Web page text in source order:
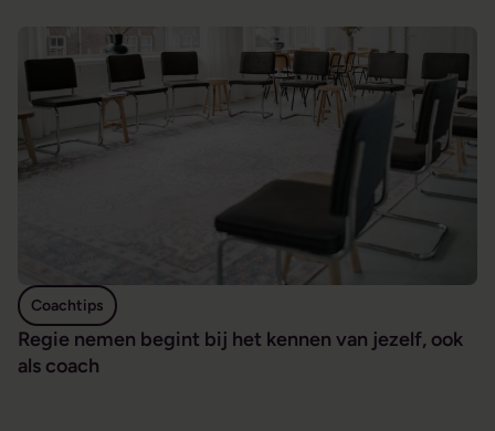
Regie nemen begint bij het kennen van jezelf, ook
als coach
Coachtips
Regie nemen begint bij het kennen van jezelf, ook als coach